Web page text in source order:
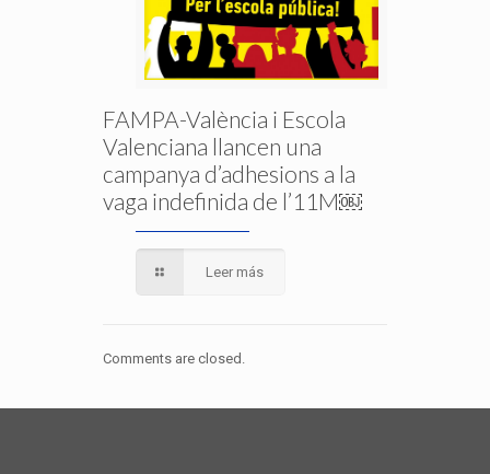
FAMPA-València i Escola
Valenciana llancen una
campanya d’adhesions a la
vaga indefinida de l’11M￼
Leer más
Comments are closed.